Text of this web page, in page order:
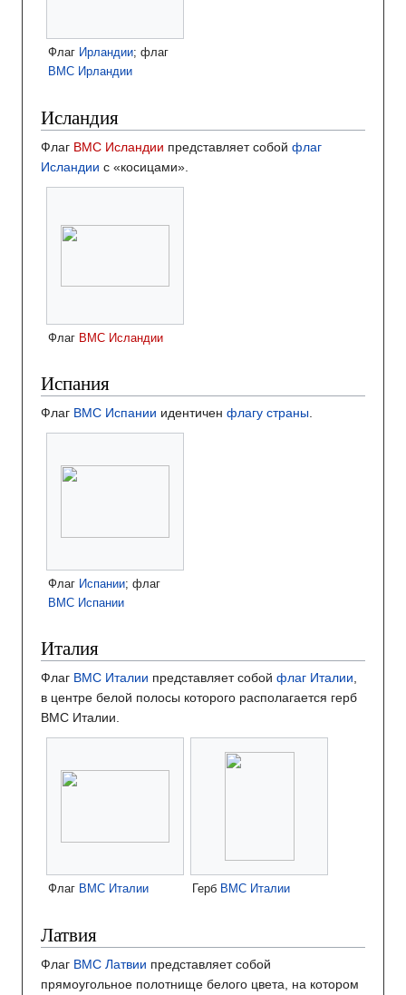
Флаг Ирландии; флаг
ВМС Ирландии
Исландия
Флаг ВМС Исландии представляет собой флаг
Исландии с «косицами».
Флаг ВМС Исландии
Испания
Флаг ВМС Испании идентичен флагу страны
Флаг Испании; флаг
ВМС Испании
Италия
Флаг ВМС Италии представляет собой флаг Италии,
в центре белой полосы которого располагается герб
ВМС Италии.
Флаг ВМС Италии Герб ВМС Италии
Латвия
Флаг ВМС Латвии представляет собой
прямоугольное полотнище белого цвета, на котором